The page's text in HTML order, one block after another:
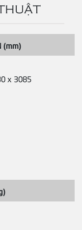
(mm)
x 3085